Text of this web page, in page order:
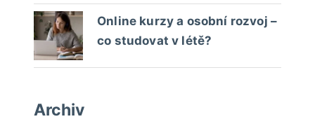
Online kurzy a osobní rozvoj –
co studovat v létě?
Archiv